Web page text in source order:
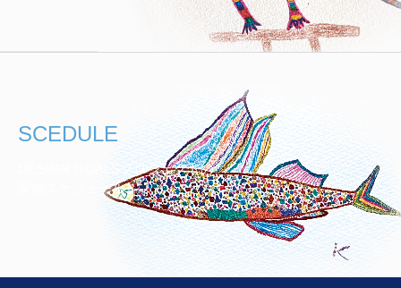
SCEDULE
DESIGN GOALSプロジェクトの
実施スケジュール